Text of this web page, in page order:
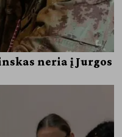
neria į Jurgos